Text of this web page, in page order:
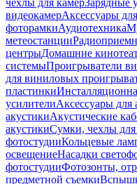
чехлы для камерЗарядные
видеокамерАксессуары
фоторамкиАудиотехника
метеостанции
центрыДомашние
системыПроигрыватели
для виниловых
пластинки
усилителиАксессуары для
акустикиАкустические
акустикиСумки, чехлы для
фотостудииКольцевые
освещениеНасадки
фотостудииФотозонты,
предметной съемки